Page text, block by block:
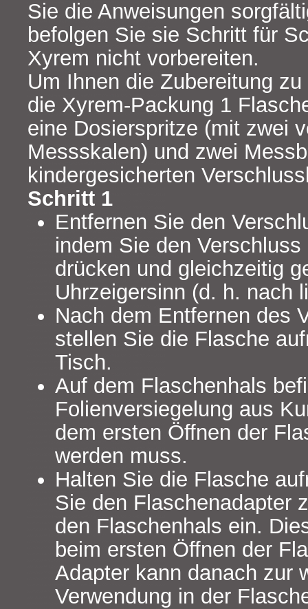
Sie die Anweisungen
befolgen Sie sie Schritt für
Xyrem nicht vorbereiten.
Um Ihnen die Zubereitung
die Xyrem-Packung 1
eine Dosierspritze (mit zwei
Messskalen) und zwei
kindergesicherten
Schritt 1
Entfernen Sie den
indem Sie den
drücken und gleichzeitig
Uhrzeigersinn (d. h. nach
Nach dem Entfernen des
stellen Sie die Flasche
Tisch.
Auf dem Flaschenhals
Folienversiegelung aus
dem ersten Öffnen der
werden muss.
Halten Sie die Flasche
Sie den Flaschenadapter
den Flaschenhals ein.
beim ersten Öffnen der
Adapter kann danach zur
Verwendung in der